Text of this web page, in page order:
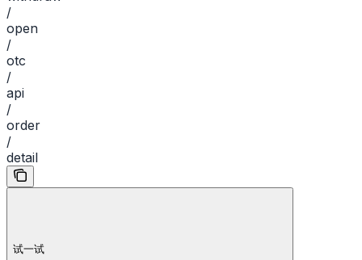
/
open
/
otc
/
api
/
order
/
detail
试一试